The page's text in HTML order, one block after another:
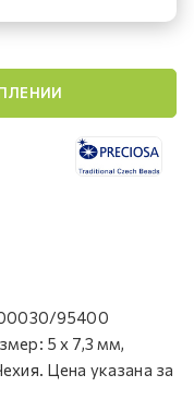
95400
5 x 7,3 мм,
Цена указана за